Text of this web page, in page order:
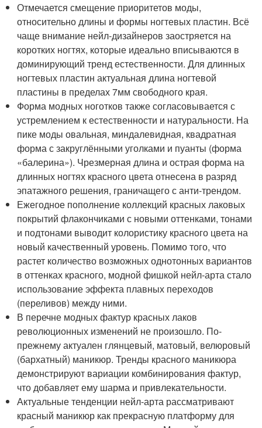
Отмечается смещение приоритетов моды,
относительно длины и формы ногтевых пластин. Всё
чаще внимание нейл-дизайнеров заостряется на
коротких ногтях, которые идеально вписываются в
доминирующий тренд естественности. Для длинных
ногтевых пластин актуальная длина ногтевой
пластины в пределах 7мм свободного края.
Форма модных ноготков также согласовывается с
устремлением к естественности и натуральности. На
пике моды овальная, миндалевидная, квадратная
форма с закруглёнными уголками и пуанты (форма
«балерина»). Чрезмерная длина и острая форма на
длинных ногтях красного цвета отнесена в разряд
эпатажного решения, граничащего с анти-трендом.
Ежегодное пополнение коллекций красных лаковых
покрытий флакончиками с новыми оттенками, тонами
и подтонами выводит колористику красного цвета на
новый качественный уровень. Помимо того, что
растет количество возможных однотонных вариантов
в оттенках красного, модной фишкой нейл-арта стало
использование эффекта плавных переходов
(переливов) между ними.
В перечне модных фактур красных лаков
революционных изменений не произошло. По-
прежнему актуален глянцевый, матовый, велюровый
(бархатный) маникюр. Тренды красного маникюра
демонстрируют вариации комбинирования фактур,
что добавляет ему шарма и привлекательности.
Актуальные тенденции нейл-арта рассматривают
красный маникюр как прекрасную платформу для